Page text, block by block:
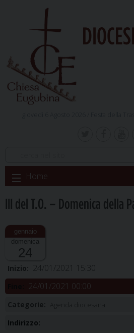
Skip
to
Home
III del T.O. – Domenica della
domenica
24
Inizio: 24/01/2021 15:30
24/01/2021 00:00
Categorie:
Indirizzo: